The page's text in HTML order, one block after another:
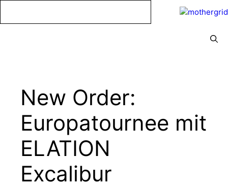
New Order:
Europatournee mit
ELATION
Excalibur